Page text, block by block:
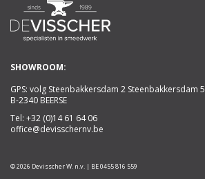
SHOWROOM:
GPS: volg Steenbakkersdam 2 Steenbakkersdam 5
B-2340 BEERSE
Tel: +32 (0)14 61 64 06
office@devisschernv.be
© 2026 Devisscher W. n.v. | BE 0455 816 559